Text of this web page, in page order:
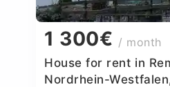
1 300€ / month
House for rent in
Nordrhein-